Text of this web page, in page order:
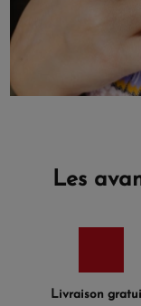
Les
Livraison